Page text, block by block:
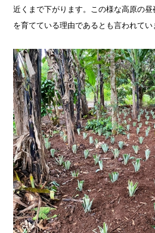
近くまで下がります。この様な高原の
を育てている理由であるとも言われてい